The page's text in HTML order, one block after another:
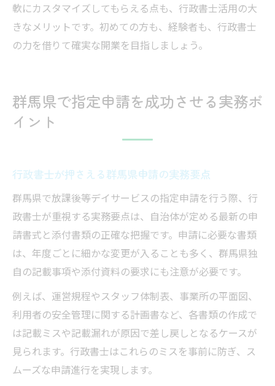
軟にカスタマイズしてもらえる点も、行政書士活用の大
きなメリットです。初めての方も、経験者も、行政書士
の力を借りて確実な開業を目指しましょう。
群馬県で指定申請を成功させる実務ポ
イント
行政書士が押さえる群馬県申請の実務要点
群馬県で放課後等デイサービスの指定申請を行う際、行
政書士が重視する実務要点は、自治体が定める最新の申
請書式と添付書類の正確な把握です。申請に必要な書類
は、年度ごとに細かな変更が入ることも多く、群馬県独
自の記載事項や添付資料の要求にも注意が必要です。
例えば、運営規程やスタッフ体制表、事業所の平面図、
利用者の安全管理に関する計画書など、各書類の作成で
は記載ミスや記載漏れが原因で差し戻しとなるケースが
見られます。行政書士はこれらのミスを事前に防ぎ、ス
ムーズな申請進行を実現します。